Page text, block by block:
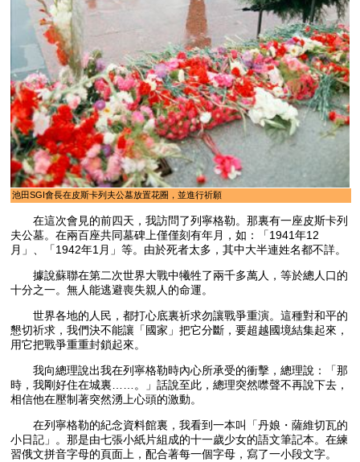
池田SGI會長在皮斯卡列夫公墓放置花圈，並進行祈願
在這次會見的前四天，我訪問了列寧格勒。那裏有一座皮斯卡列
夫公墓。在兩百座共同墓碑上僅僅刻有年月，如：「1941年12
月」、「1942年1月」等。由於死者太多，其中大半連姓名都不詳。
據說蘇聯在第二次世界大戰中犧牲了兩千多萬人，等於總人口的
十分之一。無人能逃避喪失親人的命運。
世界各地的人民，都打心底裏祈求勿讓戰爭重演。這種對和平的
懇切祈求，我們決不能讓「國家」把它分斷，要超越國境結集起來，
用它把戰爭重重封鎖起來。
我向總理說出我在列寧格勒時內心所承受的衝擊，總理說：「那
時，我剛好住在城裏……。」話說至此，總理突然噤聲不再說下去，
相信他在壓制著突然湧上心頭的激動。
在列寧格勒的紀念資料館裏，我看到一本叫「丹娘・薩維切瓦的
小日記」。那是由七張小紙片組成的十一歲少女的語文筆記本。在練
習俄文拼音字母的頁面上，配合著每一個字母，寫了一小段文字。